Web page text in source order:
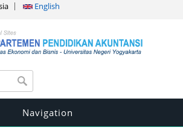
English
Navigation